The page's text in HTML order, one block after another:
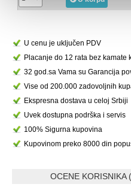
U cenu je uključen PDV
Placanje do 12 rata bez kamate
32 god.sa Vama su Garancija
Vise od 200.000 zadovoljnih
Ekspresna dostava u celoj Srbiji
Uvek dostupna podrška i servis
100% Sigurna kupovina
Kupovinom preko 8000 din
OCENE KORISNIKA (